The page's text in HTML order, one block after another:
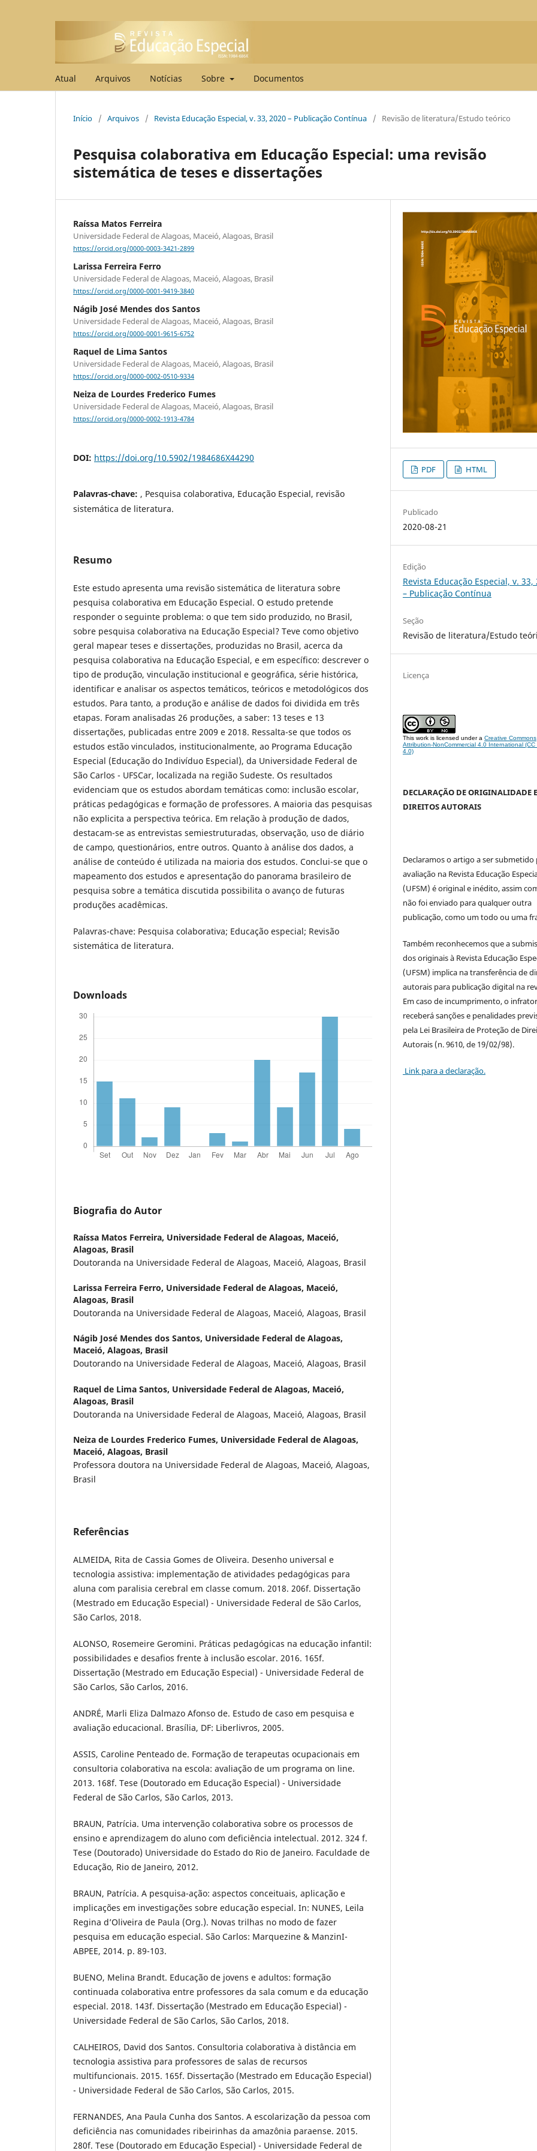
Atual Arquivos Notícias Sobre Documentos
Início / Arquivos / Revista Educação Especial, v. 33, 2020 – Publicação Contínua / Revisão de literatura/Estudo teórico
Pesquisa colaborativa em Educação Especial: uma revisão
sistemática de teses e dissertações
Raíssa Matos Ferreira
Universidade Federal de Alagoas, Maceió, Alagoas, Brasil
https://orcid.org/0000-0003-3421-2899
Larissa Ferreira Ferro
Universidade Federal de Alagoas, Maceió, Alagoas, Brasil
https://orcid.org/0000-0001-9419-3840
Nágib José Mendes dos Santos
Universidade Federal de Alagoas, Maceió, Alagoas, Brasil
https://orcid.org/0000-0001-9615-6752
Raquel de Lima Santos
Universidade Federal de Alagoas, Maceió, Alagoas, Brasil
https://orcid.org/0000-0002-0510-9334
Neiza de Lourdes Frederico Fumes
Universidade Federal de Alagoas, Maceió, Alagoas, Brasil
https://orcid.org/0000-0002-1913-4784
DOI: https://doi.org/10.5902/1984686X44290
Palavras-chave: , Pesquisa colaborativa, Educação Especial, revisão
sistemática de literatura.
Resumo
Este estudo apresenta uma revisão sistemática de literatura sobre
pesquisa colaborativa em Educação Especial. O estudo pretende
responder o seguinte problema: o que tem sido produzido, no Brasil,
sobre pesquisa colaborativa na Educação Especial? Teve como objetivo
geral mapear teses e dissertações, produzidas no Brasil, acerca da
pesquisa colaborativa na Educação Especial, e em específico: descrever o
tipo de produção, vinculação institucional e geográfica, série histórica,
identificar e analisar os aspectos temáticos, teóricos e metodológicos dos
estudos. Para tanto, a produção e análise de dados foi dividida em três
etapas. Foram analisadas 26 produções, a saber: 13 teses e 13
dissertações, publicadas entre 2009 e 2018. Ressalta-se que todos os
estudos estão vinculados, institucionalmente, ao Programa Educação
Especial (Educação do Indivíduo Especial), da Universidade Federal de
São Carlos - UFSCar, localizada na região Sudeste. Os resultados
evidenciam que os estudos abordam temáticas como: inclusão escolar,
práticas pedagógicas e formação de professores. A maioria das pesquisas
não explicita a perspectiva teórica. Em relação à produção de dados,
destacam-se as entrevistas semiestruturadas, observação, uso de diário
de campo, questionários, entre outros. Quanto à análise dos dados, a
análise de conteúdo é utilizada na maioria dos estudos. Conclui-se que o
mapeamento dos estudos e apresentação do panorama brasileiro de
pesquisa sobre a temática discutida possibilita o avanço de futuras
produções acadêmicas.
Palavras-chave: Pesquisa colaborativa; Educação especial; Revisão
sistemática de literatura.
Downloads
Biografia do Autor
Raíssa Matos Ferreira, Universidade Federal de Alagoas, Maceió,
Alagoas, Brasil
Doutoranda na Universidade Federal de Alagoas, Maceió, Alagoas, Brasil
Larissa Ferreira Ferro, Universidade Federal de Alagoas, Maceió,
Alagoas, Brasil
Doutoranda na Universidade Federal de Alagoas, Maceió, Alagoas, Brasil
Nágib José Mendes dos Santos, Universidade Federal de Alagoas,
Maceió, Alagoas, Brasil
Doutorando na Universidade Federal de Alagoas, Maceió, Alagoas, Brasil
Raquel de Lima Santos, Universidade Federal de Alagoas, Maceió,
Alagoas, Brasil
Doutoranda na Universidade Federal de Alagoas, Maceió, Alagoas, Brasil
Neiza de Lourdes Frederico Fumes, Universidade Federal de Alagoas,
Maceió, Alagoas, Brasil
Professora doutora na Universidade Federal de Alagoas, Maceió, Alagoas,
Brasil
Referências
ALMEIDA, Rita de Cassia Gomes de Oliveira. Desenho universal e
tecnologia assistiva: implementação de atividades pedagógicas para
aluna com paralisia cerebral em classe comum. 2018. 206f. Dissertação
(Mestrado em Educação Especial) - Universidade Federal de São Carlos,
São Carlos, 2018.
ALONSO, Rosemeire Geromini. Práticas pedagógicas na educação infantil:
possibilidades e desafios frente à inclusão escolar. 2016. 165f.
Dissertação (Mestrado em Educação Especial) - Universidade Federal de
São Carlos, São Carlos, 2016.
ANDRÉ, Marli Eliza Dalmazo Afonso de. Estudo de caso em pesquisa e
avaliação educacional. Brasília, DF: Liberlivros, 2005.
ASSIS, Caroline Penteado de. Formação de terapeutas ocupacionais em
consultoria colaborativa na escola: avaliação de um programa on line.
2013. 168f. Tese (Doutorado em Educação Especial) - Universidade
Federal de São Carlos, São Carlos, 2013.
BRAUN, Patrícia. Uma intervenção colaborativa sobre os processos de
ensino e aprendizagem do aluno com deficiência intelectual. 2012. 324 f.
Tese (Doutorado) Universidade do Estado do Rio de Janeiro. Faculdade de
Educação, Rio de Janeiro, 2012.
BRAUN, Patrícia. A pesquisa-ação: aspectos conceituais, aplicação e
implicações em investigações sobre educação especial. In: NUNES, Leila
Regina d’Oliveira de Paula (Org.). Novas trilhas no modo de fazer
pesquisa em educação especial. São Carlos: Marquezine & ManzinI-
ABPEE, 2014. p. 89-103.
BUENO, Melina Brandt. Educação de jovens e adultos: formação
continuada colaborativa entre professores da sala comum e da educação
especial. 2018. 143f. Dissertação (Mestrado em Educação Especial) -
Universidade Federal de São Carlos, São Carlos, 2018.
CALHEIROS, David dos Santos. Consultoria colaborativa à distância em
tecnologia assistiva para professores de salas de recursos
multifuncionais. 2015. 165f. Dissertação (Mestrado em Educação Especial)
- Universidade Federal de São Carlos, São Carlos, 2015.
FERNANDES, Ana Paula Cunha dos Santos. A escolarização da pessoa com
deficiência nas comunidades ribeirinhas da amazônia paraense. 2015.
280f. Tese (Doutorado em Educação Especial) - Universidade Federal de
PDF HTML
Publicado
2020-08-21
Edição
Revista Educação Especial, v. 33,
– Publicação Contínua
Seção
Revisão de literatura/Estudo
Licença
This work is licensed under aCreative Commons
Attribution-NonCommercial 4.0 International (CC
4.0)
DECLARAÇÃO DE ORIGINALIDADE E
DIREITOS AUTORAIS
Declaramos o artigo a ser submetido
avaliação na Revista Educação
(UFSM) é original e inédito, assim
não foi enviado para qualquer outra
publicação, como um todo ou uma
Também reconhecemos que a
dos originais à Revista Educação
(UFSM) implica na transferência de
autorais para publicação digital na
Em caso de incumprimento, o infrator
receberá sanções e penalidades
pela Lei Brasileira de Proteção de
Autorais (n. 9610, de 19/02/98).
Link para a declaração.